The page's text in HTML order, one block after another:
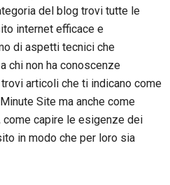
del blog trovi tutte le
internet efficace e
di aspetti tecnici che
chi non ha conoscenze
articoli che ti indicano come
Site ma anche come
capire le esigenze dei
in modo che per loro sia